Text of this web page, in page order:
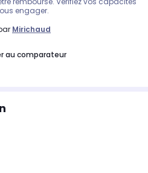
engager.
Mirichaud
au comparateur